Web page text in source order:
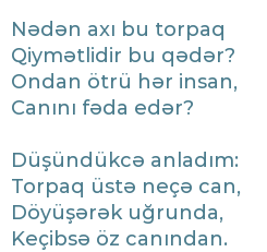
​Nədən axı bu torpaq
Qiymətlidir bu qədər?
Ondan ötrü hər insan,
Canını fəda edər?
​Düşündükcə anladım:
Torpaq üstə neçə can,
Döyüşərək uğrunda,
Keçibsə öz canından.